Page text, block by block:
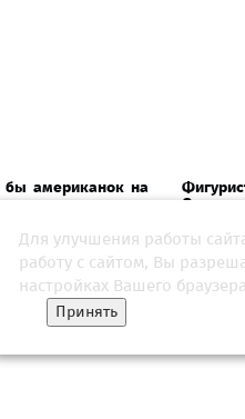
бы американок на
произошло в
12:30 16
Для улучшения работы
работу с сайтом, Вы
настройках Вашего
Принять